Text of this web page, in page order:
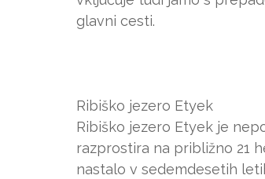
glavni cesti.
Ribiško jezero Etyek
Ribiško jezero Etyek je
razprostira na približno 21
nastalo v sedemdesetih